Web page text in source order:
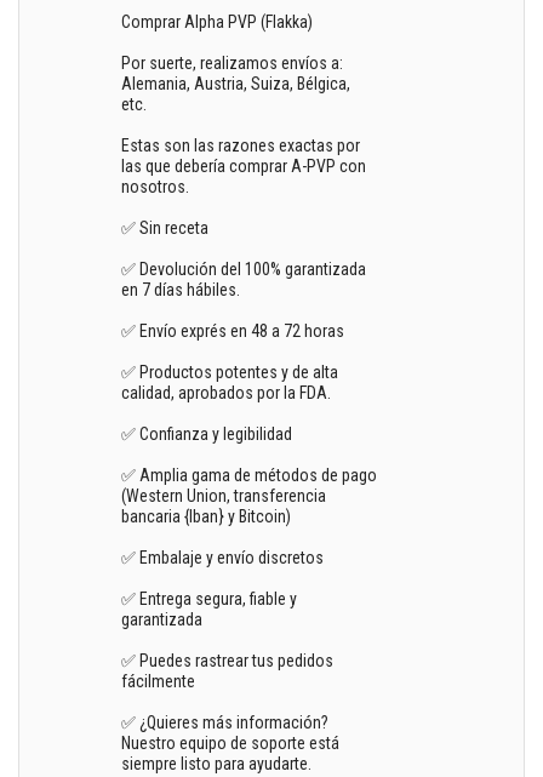
Comprar Alpha PVP (Flakka)
Por suerte, realizamos envíos a:
Alemania, Austria, Suiza, Bélgica,
etc.
Estas son las razones exactas por
las que debería comprar A-PVP con
nosotros.
✅ Sin receta
✅ Devolución del 100% garantizada
en 7 días hábiles.
✅ Envío exprés en 48 a 72 horas
✅ Productos potentes y de alta
calidad, aprobados por la FDA.
✅ Confianza y legibilidad
✅ Amplia gama de métodos de pago
(Western Union, transferencia
bancaria {Iban} y Bitcoin)
✅ Embalaje y envío discretos
✅ Entrega segura, fiable y
garantizada
✅ Puedes rastrear tus pedidos
fácilmente
✅ ¿Quieres más información?
Nuestro equipo de soporte está
siempre listo para ayudarte.